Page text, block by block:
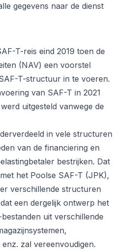
gegevens naar de dienst
T-reis eind 2019 toen de
(NAV) een voorstel
T-structuur in te voeren.
van SAF-T in 2021
uitgesteld vanwege de
in vele structuren
van de financiering en
bestrijken. Dat
het Poolse SAF-T (JPK),
verschillende structuren
een dergelijk ontwerp het
uit verschillende
zal vereenvoudigen.